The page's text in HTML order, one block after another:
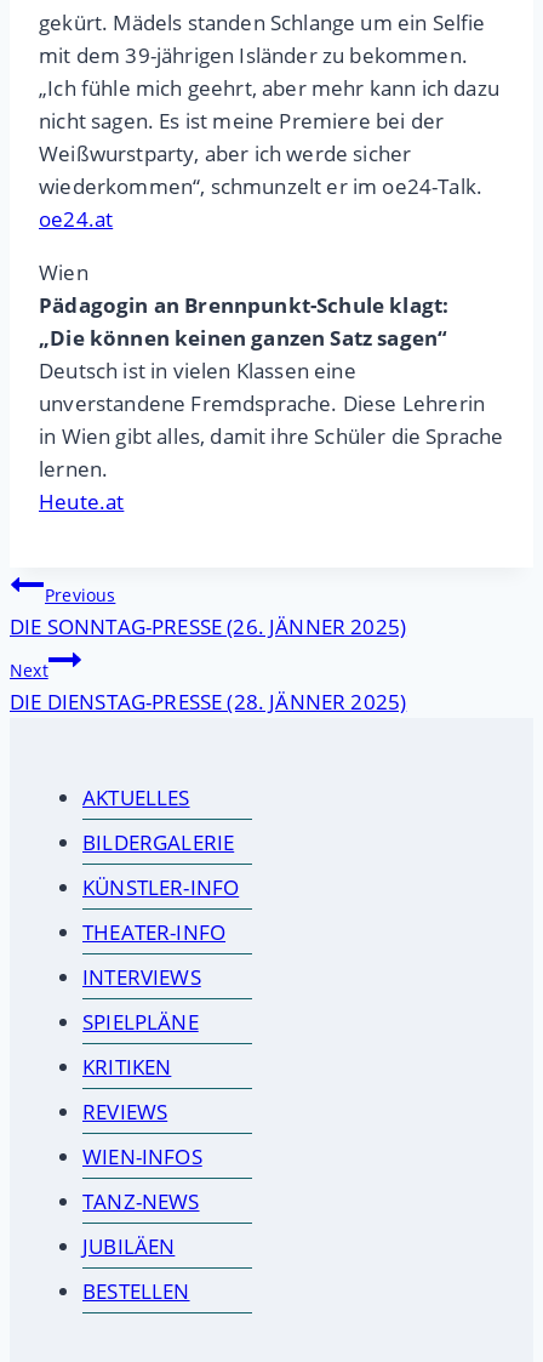
gekürt. Mädels standen Schlange um ein Selfie
mit dem 39-jährigen Isländer zu bekommen.
„Ich fühle mich geehrt, aber mehr kann ich dazu
nicht sagen. Es ist meine Premiere bei der
Weißwurstparty, aber ich werde sicher
wiederkommen“, schmunzelt er im oe24-Talk.
oe24.at
Wien
Pädagogin an Brennpunkt-Schule klagt:
„Die können keinen ganzen Satz sagen“
Deutsch ist in vielen Klassen eine
unverstandene Fremdsprache. Diese Lehrerin
in Wien gibt alles, damit ihre Schüler die Sprache
lernen.
Heute.at
Beitragsnavigation
Previous
DIE SONNTAG-PRESSE (26. JÄNNER 2025)
Next
DIE DIENSTAG-PRESSE (28. JÄNNER 2025)
AKTUELLES
BILDERGALERIE
KÜNSTLER-INFO
THEATER-INFO
INTERVIEWS
SPIELPLÄNE
KRITIKEN
REVIEWS
WIEN-INFOS
TANZ-NEWS
JUBILÄEN
BESTELLEN